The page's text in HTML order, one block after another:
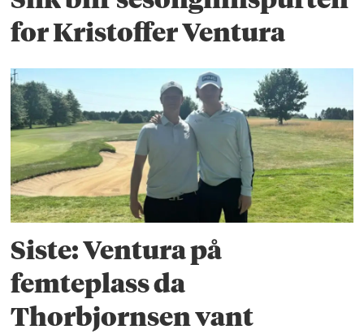
for Kristoffer Ventura
Siste: Ventura på
femteplass da
Thorbjornsen vant